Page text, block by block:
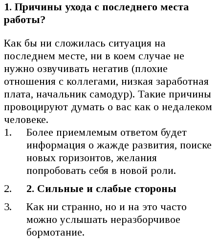
1. Причины ухода с последнего места
работы?
Как бы ни сложилась ситуация на
последнем месте, ни в коем случае не
нужно озвучивать негатив (плохие
отношения с коллегами, низкая заработная
плата, начальник самодур). Такие причины
провоцируют думать о вас как о недалеком
человеке.
Более приемлемым ответом будет
информация о жажде развития, поиске
новых горизонтов, желания
попробовать себя в новой роли.
2. Сильные и слабые стороны
Как ни странно, но и на это часто
можно услышать неразборчивое
бормотание.